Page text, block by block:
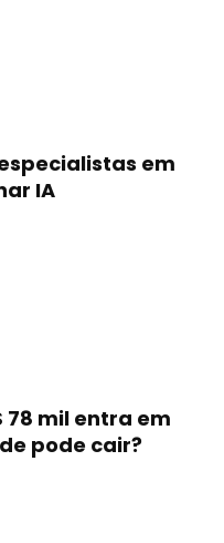
em
IA
78 mil entra em
pode cair?